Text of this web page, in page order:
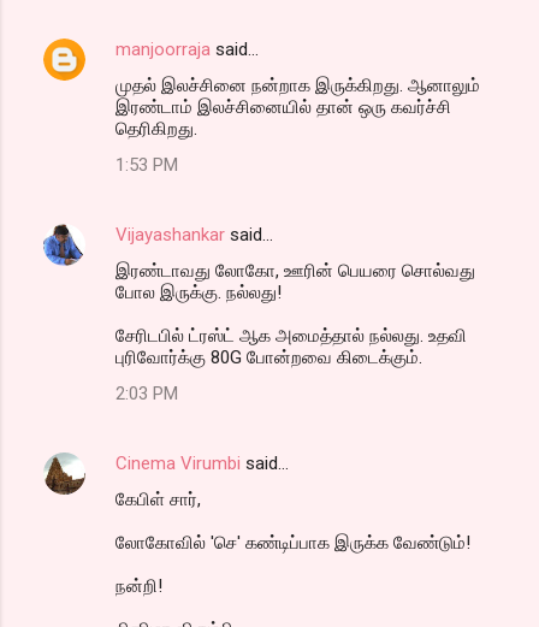
manjoorraja said…
முதல் இலச்சினை நன்றாக இருக்கிறது. ஆனாலும்
இரண்டாம் இலச்சினையில் தான் ஒரு கவர்ச்சி
தெரிகிறது.
1:53 PM
Vijayashankar said…
இரண்டாவது லோகோ, ஊரின் பெயரை சொல்வது
போல இருக்கு. நல்லது!
சேரிடபில் ட்ரஸ்ட் ஆக அமைத்தால் நல்லது. உதவி
புரிவோர்க்கு 80G போன்றவை கிடைக்கும்.
2:03 PM
Cinema Virumbi said…
கேபிள் சார்,
லோகோவில் 'செ' கண்டிப்பாக இருக்க வேண்டும்!
நன்றி!